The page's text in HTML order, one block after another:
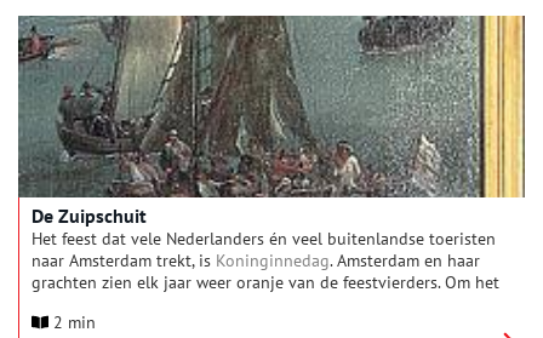
De Zuipschuit
Het feest dat vele Nederlanders én veel buitenlandse toeristen
naar Amsterdam trekt, is Koninginnedag. Amsterdam en haar
grachten zien elk jaar weer oranje van de feestvierders. Om het
de gemeente sinds 2010 enkele strenge maatregelen. Er wordt
2 min